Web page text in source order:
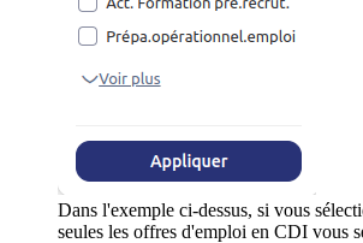
Dans l'exemple ci-dessus, si vous
seules les offres d'emploi en CDI vous